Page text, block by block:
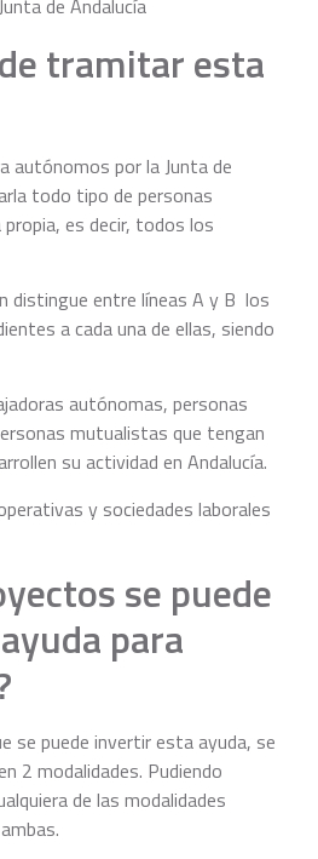
tramitar esta
autónomos por la Junta de
todo tipo de personas
es decir, todos los
distingue entre líneas A y B los
a cada una de ellas, siendo
autónomas, personas
mutualistas que tengan
su actividad en Andalucía.
y sociedades laborales
se puede
para
se puede invertir esta ayuda, se
2 modalidades. Pudiendo
de las modalidades